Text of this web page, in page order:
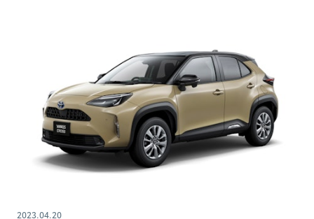
2023.04.20